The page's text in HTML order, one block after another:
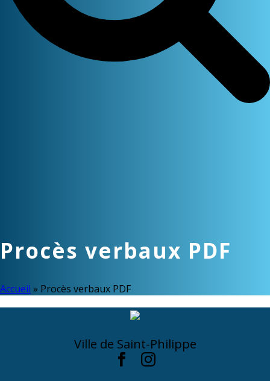
Procès verbaux PDF
Accueil » Procès verbaux PDF
Ville de Saint-Philippe